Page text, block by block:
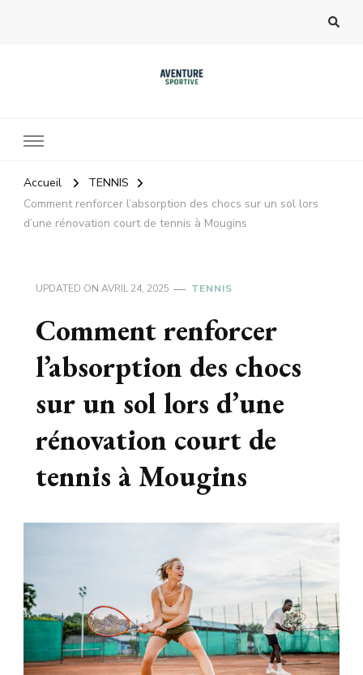
Accueil
TENNIS
Comment renforcer l’absorption des chocs sur un sol lors
d’une rénovation court de tennis à Mougins
UPDATED ON AVRIL 24, 2025 TENNIS
Comment renforcer
l’absorption des chocs
sur un sol lors d’une
rénovation court de
tennis à Mougins